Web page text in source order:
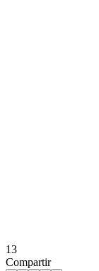
13
Compartir